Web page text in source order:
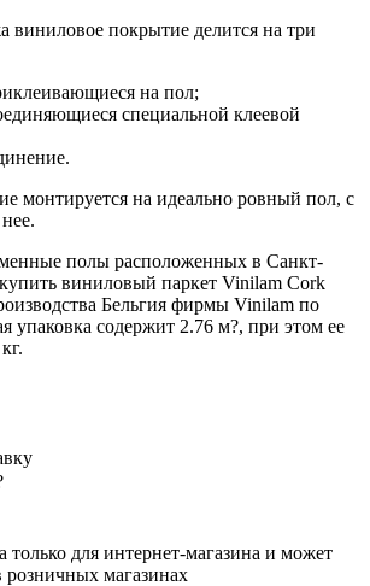
виниловое покрытие делится на три
на пол;
специальной клеевой
монтируется на идеально ровный пол, с
полы расположенных в Санкт-
виниловый паркет Vinilam Cork
Бельгия фирмы Vinilam по
упаковка содержит 2.76 м?, при этом ее
только для интернет-магазина и может
розничных магазинах